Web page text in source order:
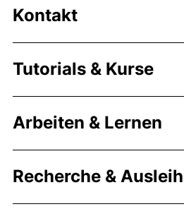
Kontakt
Tutorials & Kurse
Arbeiten & Lernen
Recherche &